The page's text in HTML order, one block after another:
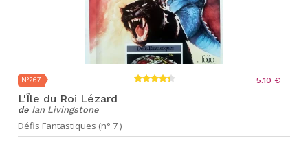
N°267 5.10 €
L'Île du Roi Lézard
de Ian Livingstone
Défis Fantastiques (n° 7 )